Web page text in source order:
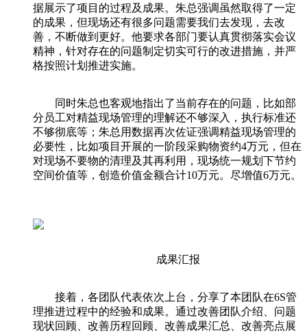
据展示了项目的过程及成果。朱总强调虽然取得了一定
的成果，但现场还有很多问题需要我们去发现，去改
善，不断做到更好。他要求各部门要认真贯彻落实会议
精神，针对存在的问题制定切实可行的改进措施，并严
格按照计划推进实施。
同时朱总也客观地指出了当前存在的问题，比如部
分员工对精益现场管理的理解还不够深入，执行标准还
不够彻底等；朱总用数据再次佐证强调精益现场管理的
必要性，比如项目开展的一阶段采购物资约4万元，但在
对现场不要物的清理及其再利用，现场统一规划下节约
空间价值等，创造价值金额合计10万元。尽增值6万元。
成果汇报
接着，各团队代表依次上台，分享了本团队在6S管
理推进过程中的经验和成果。通过改善团队介绍、问题
现状回顾、改善历程回顾、改善成果汇总、改善亮点展